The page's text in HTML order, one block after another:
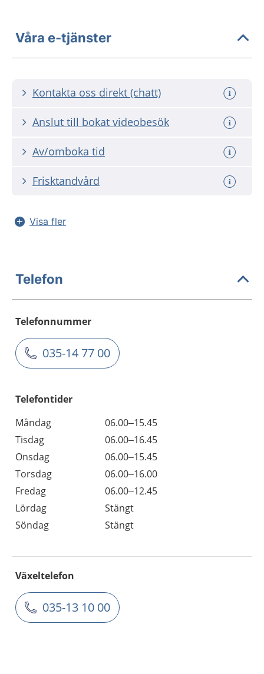
Våra e-tjänster
Kontakta oss direkt (chatt)
Anslut till bokat videobesök
Av/omboka tid
Frisktandvård
Visa fler
Telefon
Telefonnummer
035-14 77 00
Telefontider
Måndag
06.00–15.45
Tisdag
06.00–16.45
Onsdag
06.00–15.45
Torsdag
06.00–16.00
Fredag
06.00–12.45
Lördag
Stängt
Söndag
Stängt
Växeltelefon
035-13 10 00